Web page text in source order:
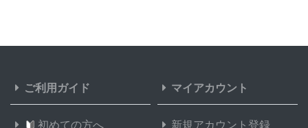
ご利用ガイド
初めての方へ
マイアカウント
新規アカウント登録